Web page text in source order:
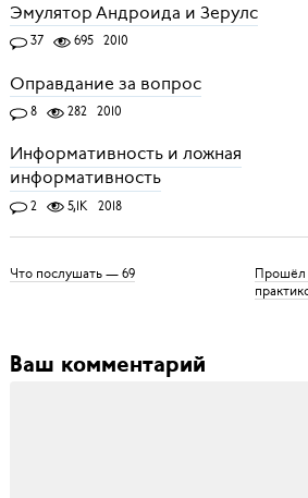
Эмулятор Андроида и Зерулс
37 695 2010
Оправдание за вопрос
8 282 2010
Информативность и ложная
информативность
2 5,1K 2018
Что послушать — 69
Прошёл
Ваш комментарий